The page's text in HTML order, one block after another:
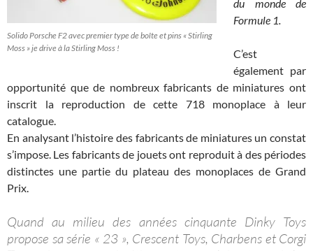
Solido Porsche F2 avec premier type de boîte et pins « Stirling
Moss » je drive à la Stirling Moss !
du monde de
Formule 1.
C’est
également par
opportunité que de nombreux fabricants de miniatures ont
inscrit la reproduction de cette 718 monoplace à leur
catalogue.
En analysant l’histoire des fabricants de miniatures un constat
s’impose. Les fabricants de jouets ont reproduit à des périodes
distinctes une partie du plateau des monoplaces de Grand
Prix.
Quand au milieu des années cinquante Dinky Toys
propose sa série « 23 », Crescent Toys, Charbens et Corgi